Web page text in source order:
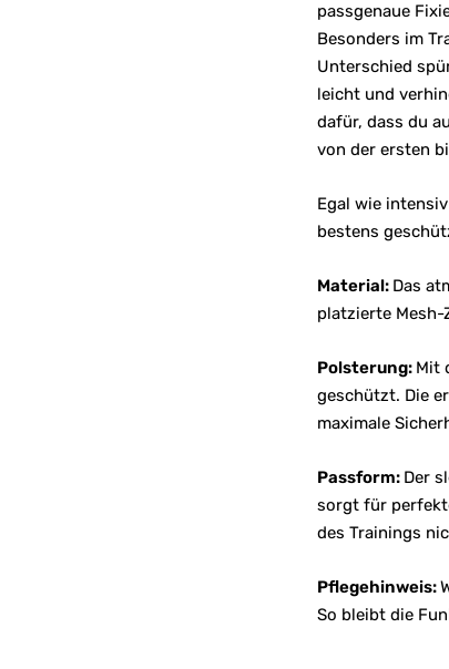
passgenaue
Besonders im
Unterschied
leicht und
dafür, dass du
von der ersten
Egal wie
bestens
Material: Das
platzierte
Polsterung: Mit
geschützt. Die
maximale
Passform: Der
sorgt für
des Trainings
Pflegehinweis:
So bleibt die